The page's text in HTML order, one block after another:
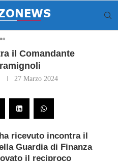
il Comandante
27 Marzo 2024
ricevuto incontra il
Guardia di Finanza
il reciproco